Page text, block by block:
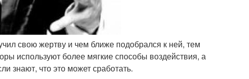
свою жертву и чем ближе подобрался к ней, тем
используют более мягкие способы воздействия, а
знают, что это может сработать.